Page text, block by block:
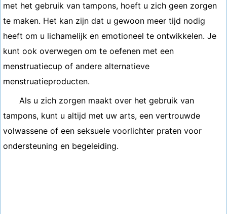
met het gebruik van tampons, hoeft u zich geen zorgen
te maken. Het kan zijn dat u gewoon meer tijd nodig
heeft om u lichamelijk en emotioneel te ontwikkelen. Je
kunt ook overwegen om te oefenen met een
menstruatiecup of andere alternatieve
menstruatieproducten.
Als u zich zorgen maakt over het gebruik van
tampons, kunt u altijd met uw arts, een vertrouwde
volwassene of een seksuele voorlichter praten voor
ondersteuning en begeleiding.